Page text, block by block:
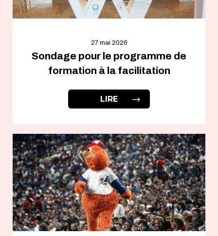
27 mai 2026
Sondage pour le programme de
formation à la facilitation
LIRE